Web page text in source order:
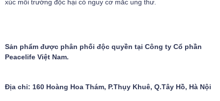
xúc môi trường độc hại có nguy cơ mắc ung thư.
Sản phẩm được phân phối độc quyền tại Công ty Cổ phần
Peacelife Việt Nam.
Địa chỉ: 160 Hoàng Hoa Thám, P.Thụy Khuê, Q.Tây Hồ, Hà Nội